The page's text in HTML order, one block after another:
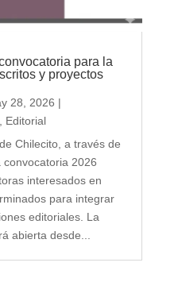
para la
y proyectos
28, 2026 |
, Editorial
Chilecito, a través de
convocatoria 2026
interesados en
para integrar
editoriales. La
abierta desde...